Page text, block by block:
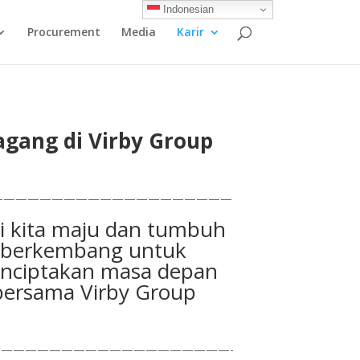
Procurement Media Karir
di Virby Group
kita maju dan tumbuh
berkembang untuk
masa depan
Virby Group
Indonesian